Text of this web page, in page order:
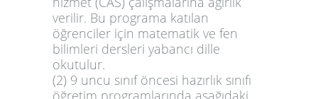
verilir. Bu programa katılan
öğrenciler için matematik ve fen
bilimleri dersleri yabancı dille
okutulur.
(2) 9 uncu sınıf öncesi hazırlık sınıfı
öğretim programlarında aşağıdaki